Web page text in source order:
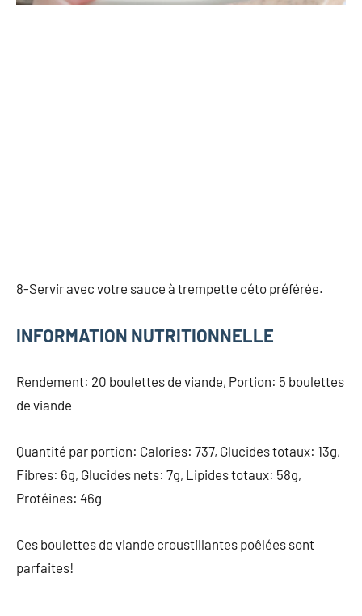
8-Servir avec votre sauce à trempette céto préférée.
INFORMATION NUTRITIONNELLE
Rendement: 20 boulettes de viande, Portion: 5 boulettes
de viande
Quantité par portion: Calories: 737, Glucides totaux: 13g,
Fibres: 6g, Glucides nets: 7g, Lipides totaux: 58g,
Protéines: 46g
Ces boulettes de viande croustillantes poêlées sont
parfaites!